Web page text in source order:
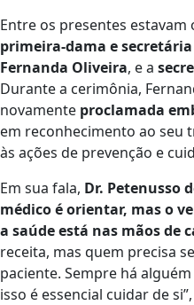
Entre os presentes estavam
primeira-dama e
Fernanda Oliveira, e a
Durante a cerimônia,
novamente proclamada
em reconhecimento ao seu
às ações de prevenção e
Em sua fala, Dr. Petenusso
médico é orientar, mas o
a saúde está nas mãos de
receita, mas quem precisa
paciente. Sempre há
isso é essencial cuidar de